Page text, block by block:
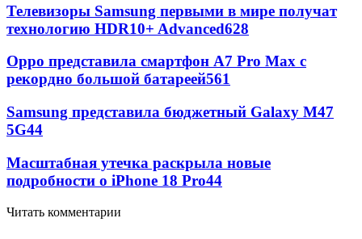
Телевизоры Samsung первыми в мире получат
технологию HDR10+ Advanced628
Oppo представила смартфон A7 Pro Max с
рекордно большой батареей561
Samsung представила бюджетный Galaxy M47
5G44
Масштабная утечка раскрыла новые
подробности о iPhone 18 Pro44
Читать комментарии